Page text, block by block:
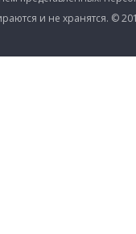
и не хранятся. ©